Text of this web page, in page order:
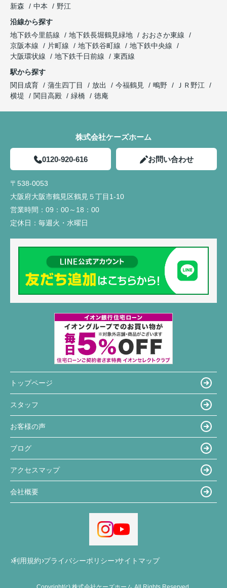
新森
中本
野江
沿線から探す
地下鉄今里筋線
地下鉄長堀鶴見緑地
おおさか東線
京阪本線
片町線 地下鉄谷町線
地下鉄中央線
大阪環状線
地下鉄千日前線
東西線
駅から探す
関目成育
蒲生四丁目 放出 今福鶴見 鴫野
ＪＲ野江
横堤
関目高殿 緑橋 徳庵
株式会社ケーズホーム
0120-920-616 お問い合わせ
〒538-0053
大阪府大阪市鶴見区鶴見５丁目1-10
営業時間： 09：00～18：00
定休日： 毎週火・水曜日
トップページ
スタッフ
お客様の声
ブログ
アクセスマップ
会社概要
利用規約 プライバシーポリシー サイトマップ